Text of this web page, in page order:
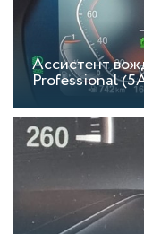
Ассистент
Professional